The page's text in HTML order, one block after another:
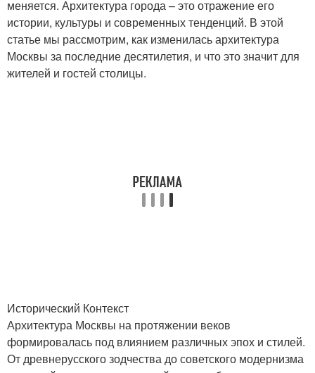
меняется. Архитектура города – это отражение его
истории, культуры и современных тенденций. В этой
статье мы рассмотрим, как изменилась архитектура
Москвы за последние десятилетия, и что это значит для
жителей и гостей столицы.
Исторический Контекст
Архитектура Москвы на протяжении веков
формировалась под влиянием различных эпох и стилей.
От древнерусского зодчества до советского модернизма